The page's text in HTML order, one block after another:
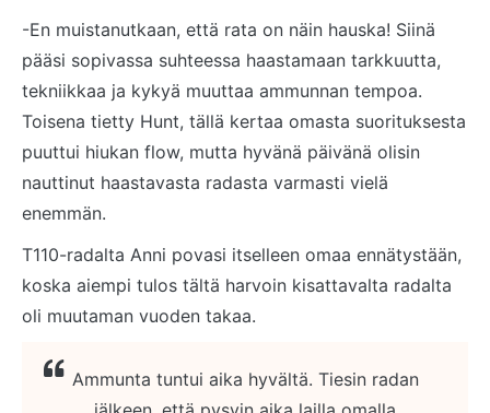
-En muistanutkaan, että rata on näin hauska! Siinä
pääsi sopivassa suhteessa haastamaan tarkkuutta,
tekniikkaa ja kykyä muuttaa ammunnan tempoa.
Toisena tietty Hunt, tällä kertaa omasta suorituksesta
puuttui hiukan flow, mutta hyvänä päivänä olisin
nauttinut haastavasta radasta varmasti vielä
enemmän.
T110-radalta Anni povasi itselleen omaa ennätystään,
koska aiempi tulos tältä harvoin kisattavalta radalta
oli muutaman vuoden takaa.
Ammunta tuntui aika hyvältä. Tiesin radan